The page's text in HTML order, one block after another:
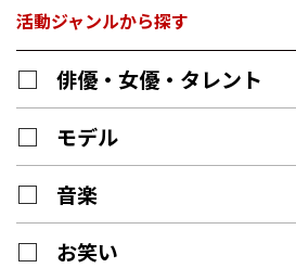
活動ジャンルから探す
俳優・女優・タレント
モデル
音楽
お笑い